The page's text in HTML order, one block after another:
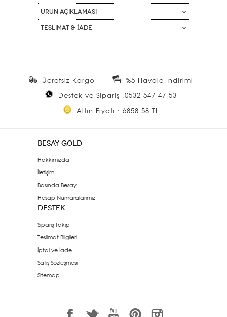
ÜRÜN AÇIKLAMASI
Teslimat & İade
Ücretsiz Kargo
%5 Havale İndirimi
Destek ve Sipariş :0532 547 47 53
Altın Fiyatı : 6858.58 TL
BESAY GOLD
Hakkımızda
İletişim
Basında Besay
Hesap Numaralarımız
DESTEK
Sipariş Takip
Teslimat Bilgileri
İptal ve İade
Satış Sözleşmesi
Sitemap